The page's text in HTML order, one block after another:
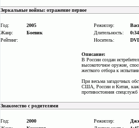
Зеркальные войны: отражение первое
Год:
2005
Жанр:
Боевик
Рейтинг:
Режиссер:
Длительность:
Носитель:
Описание:
В России создан
высокоточное оружие,
жесткого отбора к
При весьма загадочных
США, России и Китая,
противостояния
Знакомство с родителями
Год:
2000
Режиссер: